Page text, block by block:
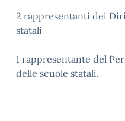
2 rappresentanti dei
statali
1 rappresentante del
delle scuole statali.